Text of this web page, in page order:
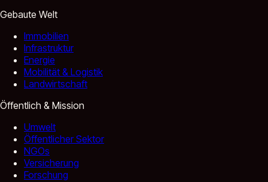
Gebaute Welt
Immobilien
Infrastruktur
Energie
Mobilität & Logistik
Landwirtschaft
Öffentlich & Mission
Umwelt
Öffentlicher Sektor
NGOs
Versicherung
Forschung